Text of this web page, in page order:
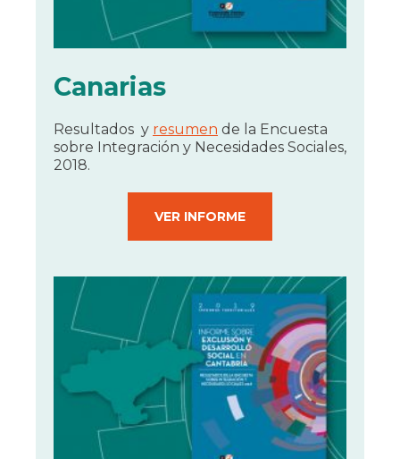
Canarias
Resultados y resumen de la Encuesta
sobre Integración y Necesidades Sociales,
2018.
VER INFORME